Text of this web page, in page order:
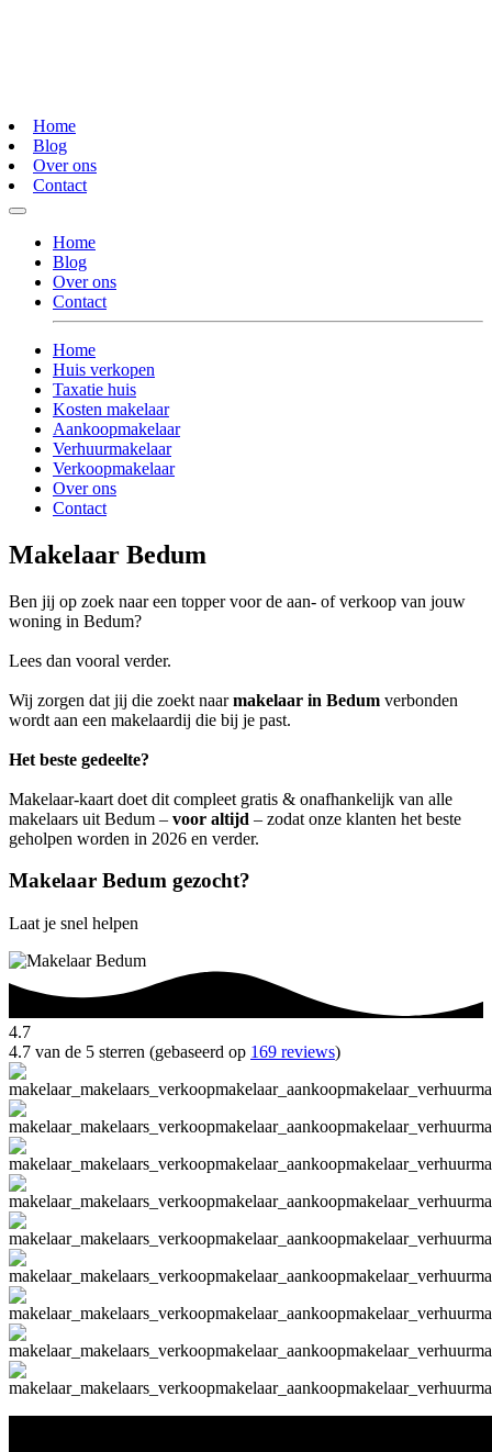
Home
Blog
Over ons
Contact
Home
Blog
Over ons
Contact
Home
Huis verkopen
Taxatie huis
Kosten makelaar
Aankoopmakelaar
Verhuurmakelaar
Verkoopmakelaar
Over ons
Contact
Makelaar Bedum
Ben jij op zoek naar een topper voor de aan- of verkoop van jouw
woning in Bedum?
Lees dan vooral verder.
Wij zorgen dat jij die zoekt naarmakelaar in Bedum verbonden
wordt aan een makelaardij die bij je past.
Het beste gedeelte?
Makelaar-kaart doet dit compleet gratis & onafhankelijk van alle
makelaars uit Bedum – voor altijd – zodat onze klanten het beste
geholpen worden in 2026 en verder.
Makelaar Bedum gezocht?
Laat je snel helpen
4.7
4.7 van de 5 sterren (gebaseerd op 169 reviews)